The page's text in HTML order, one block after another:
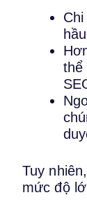
thể
Tuy
mức độ